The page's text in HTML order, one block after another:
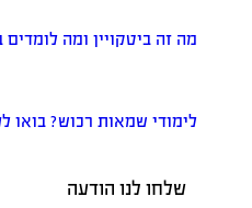
מה זה ביטקויין ומה
לימודי שמאות רכוש?
שלחו לנו הודעה